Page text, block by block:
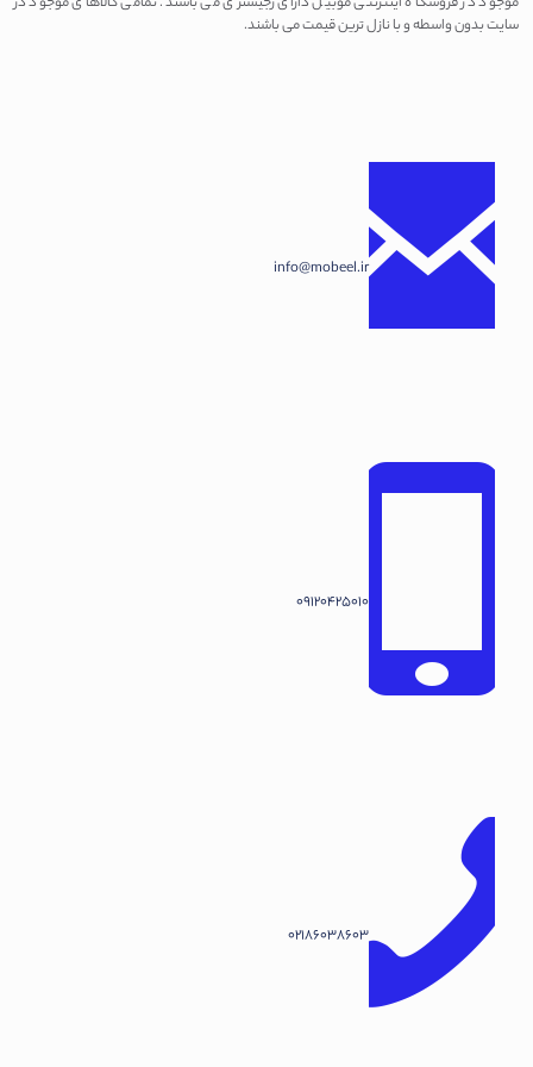
سایت بدون واسطه و با نازل ترین قیمت می باشند.
info@mobeel.ir
09120425010
02186038603